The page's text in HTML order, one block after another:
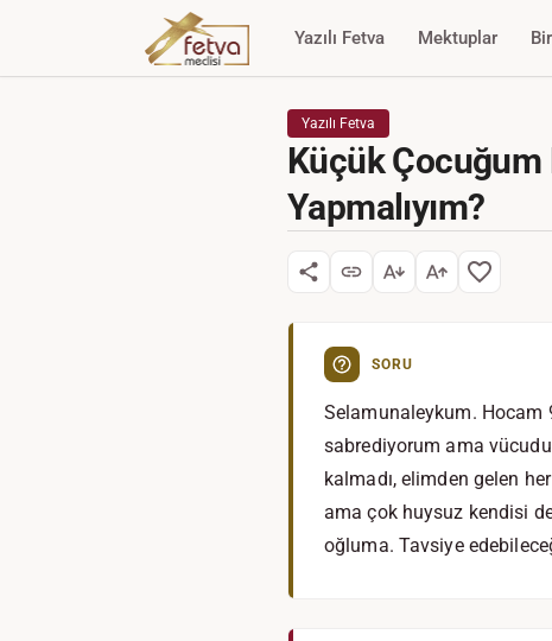
Yazılı Fetva Mektuplar
Yazılı Fetva
Küçük Çocuğum
Yapmalıyım?
SORU
Selamunaleykum. Hocam
sabrediyorum ama
kalmadı, elimden gelen
ama çok huysuz kendisi
oğluma. Tavsiye